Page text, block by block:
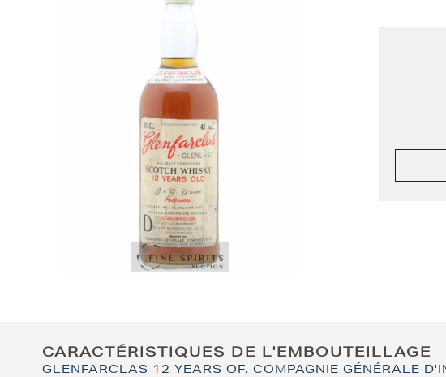
CARACTÉRISTIQUES DE L'EMBOUTEILLAGE
GLENFARCLAS 12 YEARS OF. COMPAGNIE GÉNÉRALE